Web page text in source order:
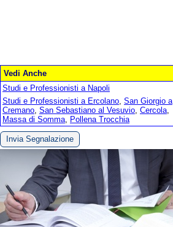
Vedi Anche
Studi e Professionisti a Napoli
Studi e Professionisti a Ercolano, San Giorgio a
Cremano, San Sebastiano al Vesuvio, Cercola,
Massa di Somma, Pollena Trocchia
Invia Segnalazione